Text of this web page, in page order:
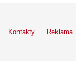
Kontakty Reklama